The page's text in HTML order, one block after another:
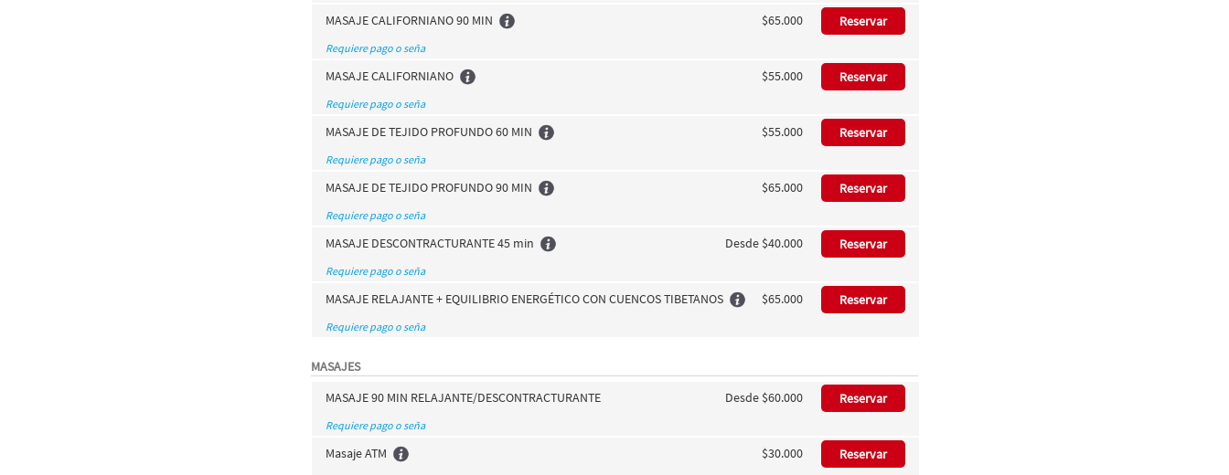
MASAJE CALIFORNIANO 90 MIN $65.000 Reservar
Requiere pago o seña
MASAJE CALIFORNIANO $55.000 Reservar
Requiere pago o seña
MASAJE DE TEJIDO PROFUNDO 60 MIN $55.000 Reservar
Requiere pago o seña
MASAJE DE TEJIDO PROFUNDO 90 MIN $65.000 Reservar
Requiere pago o seña
MASAJE DESCONTRACTURANTE 45 min Desde $40.000 Reservar
Requiere pago o seña
MASAJE RELAJANTE + EQUILIBRIO ENERGÉTICO CON CUENCOS TIBETANOS $65.000 Reservar
Requiere pago o seña
MASAJES
MASAJE 90 MIN RELAJANTE/DESCONTRACTURANTE
Desde $60.000 Reservar
Requiere pago o seña
Masaje ATM $30.000 Reservar